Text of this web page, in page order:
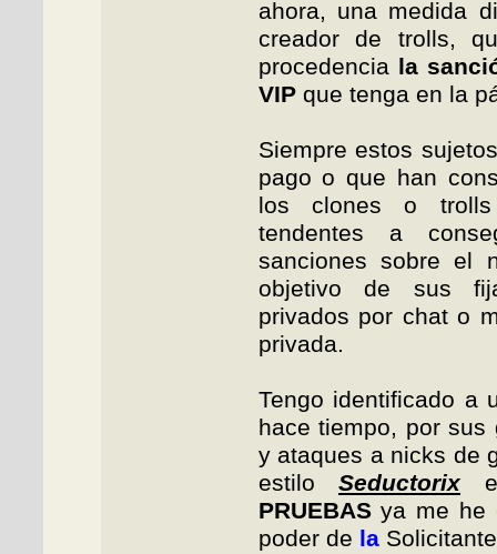
ahora, una medida
creador de trolls,
procedencia la
VIPque tenga en la
Siempre estos
pago o que han
los clones o trolls
tendentes a
sanciones sobre el
objetivo de sus
privados por chat o
privada.
Tengo identificado a
hace tiempo, por
y ataques a nicks de
estilo Seductorix
PRUEBASya me he
poder de la